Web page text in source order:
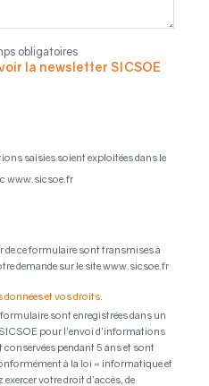
la newsletter SICSOE
saisies soient exploitées dans le
www.sicsoe.fr
ce formulaire sont transmises à
demande sur le site www.sicsoe.fr
et vos droits.
sont enregistrées dans un
pour l’envoi d’informations
pendant 5 ans et sont
à la loi « informatique et
votre droit d’accès, de